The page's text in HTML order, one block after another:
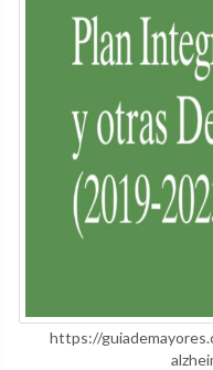
https://